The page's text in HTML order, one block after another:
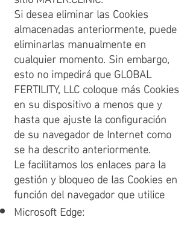
Si desea eliminar las Cookies
almacenadas anteriormente, puede
eliminarlas manualmente en
cualquier momento. Sin embargo,
esto no impedirá que GLOBAL
FERTILITY, LLC coloque más Cookies
en su dispositivo a menos que y
hasta que ajuste la configuración
de su navegador de Internet como
se ha descrito anteriormente.
Le facilitamos los enlaces para la
gestión y bloqueo de las Cookies en
función del navegador que utilice
Microsoft Edge: